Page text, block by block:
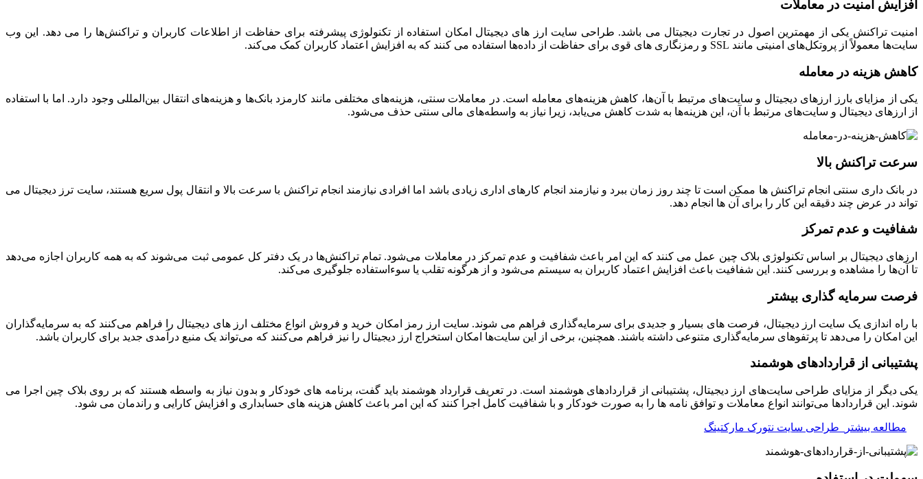
افزایش امنیت در معاملات
امنیت تراکنش یکی از مهمترین اصول در تجارت دیجیتال می باشد. طراحی سایت‌ ارز های دیجیتال امکان استفاده از تکنولوژی‌ پیشرفته برای حفاظت از اطلاعات کاربران و تراکنش‌ها را می دهد. این وب
سایت‌ها معمولاً از پروتکل‌های امنیتی مانند SSL و رمزنگاری‌ های قوی برای حفاظت از داده‌ها استفاده می کنند که به افزایش اعتماد کاربران کمک می‌کند.
کاهش هزینه‌ در معامله
یکی از مزایای بارز ارزهای دیجیتال و سایت‌های مرتبط با آن‌ها، کاهش هزینه‌های معامله است. در معاملات سنتی، هزینه‌های مختلفی مانند کارمزد بانک‌ها و هزینه‌های انتقال بین‌المللی وجود دارد. اما با استفاده
از ارزهای دیجیتال و سایت‌های مرتبط با آن، این هزینه‌ها به شدت کاهش می‌یابد، زیرا نیاز به واسطه‌های مالی سنتی حذف می‌شود.
سرعت تراکنش بالا
در بانک داری سنتی انجام تراکنش ها ممکن است تا چند روز زمان ببرد و نیازمند انجام کارهای اداری زیادی باشد اما افرادی نیازمند انجام تراکنش با سرعت بالا و انتقال پول سریع هستند، سایت ترز دیجیتال می
تواند در عرض چند دقیقه این کار را برای آن ها انجام دهد.
شفافیت و عدم تمرکز
ارزهای دیجیتال بر اساس تکنولوژی بلاک ‌چین عمل می‌ کنند که این امر باعث شفافیت و عدم تمرکز در معاملات می‌شود. تمام تراکنش‌ها در یک دفتر کل عمومی ثبت می‌شوند که به همه کاربران اجازه می‌دهد
تا آن‌ها را مشاهده و بررسی کنند. این شفافیت باعث افزایش اعتماد کاربران به سیستم می‌شود و از هرگونه تقلب یا سوءاستفاده جلوگیری می‌کند.
فرصت سرمایه گذاری بیشتر
با راه اندازی یک سایت ارز دیجیتال، فرصت‌ های بسیار و جدیدی برای سرمایه‌گذاری فراهم می‌ شوند. سایت ارز رمز امکان خرید و فروش انواع مختلف ارز های دیجیتال را فراهم می‌کنند که به سرمایه‌گذاران
این امکان را می‌دهد تا پرتفوهای سرمایه‌گذاری متنوعی داشته باشند. همچنین، برخی از این سایت‌ها امکان استخراج ارز دیجیتال را نیز فراهم می‌کنند که می‌تواند یک منبع درآمدی جدید برای کاربران باشد.
پشتیبانی از قراردادهای هوشمند
یکی دیگر از مزایای طراحی سایت‌های ارز دیجیتال، پشتیبانی از قراردادهای هوشمند است. در تعریف قرارداد هوشمند باید گفت، برنامه‌ های خودکار و بدون نیاز به واسطه هستند که بر روی بلاک ‌چین اجرا می‌
شوند. این قراردادها می‌توانند انواع معاملات و توافق‌ نامه ‌ها را به صورت خودکار و با شفافیت کامل اجرا کنند که این امر باعث کاهش هزینه‌ های حسابداری و افزایش کارایی و راندمان می ‌شود.
مطالعه بیشتر طراحی سایت نتورک مارکتینگ